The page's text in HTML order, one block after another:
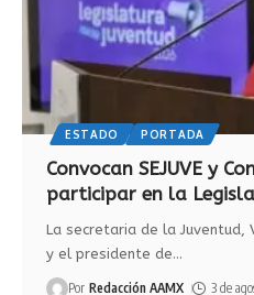
ESTADO PORTADA
Convocan SEJUVE y
participar en la
La secretaria de la Juventud,
y el presidente de…
Por Redacción AAMX 3 de